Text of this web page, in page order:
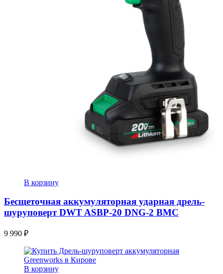
В корзину
Бесщеточная аккумуляторная ударная дрель-
шуруповерт DWT ASBP-20 DNG-2 BMC
9 990 ₽
В корзину